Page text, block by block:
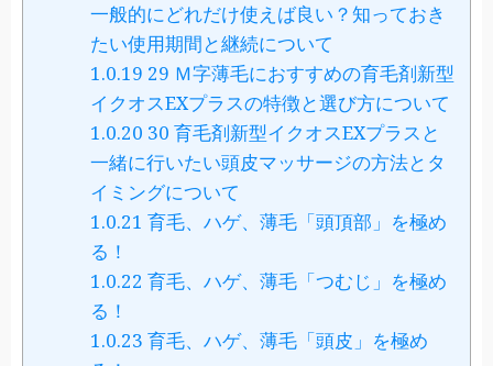
一般的にどれだけ使えば良い？知っておき
たい使用期間と継続について
1.0.19 29 Ｍ字薄毛におすすめの育毛剤新型
イクオスEXプラスの特徴と選び方について
1.0.20 30 育毛剤新型イクオスEXプラスと
一緒に行いたい頭皮マッサージの方法とタ
イミングについて
1.0.21 育毛、ハゲ、薄毛「頭頂部」を極め
る！
1.0.22 育毛、ハゲ、薄毛「つむじ」を極め
る！
1.0.23 育毛、ハゲ、薄毛「頭皮」を極め